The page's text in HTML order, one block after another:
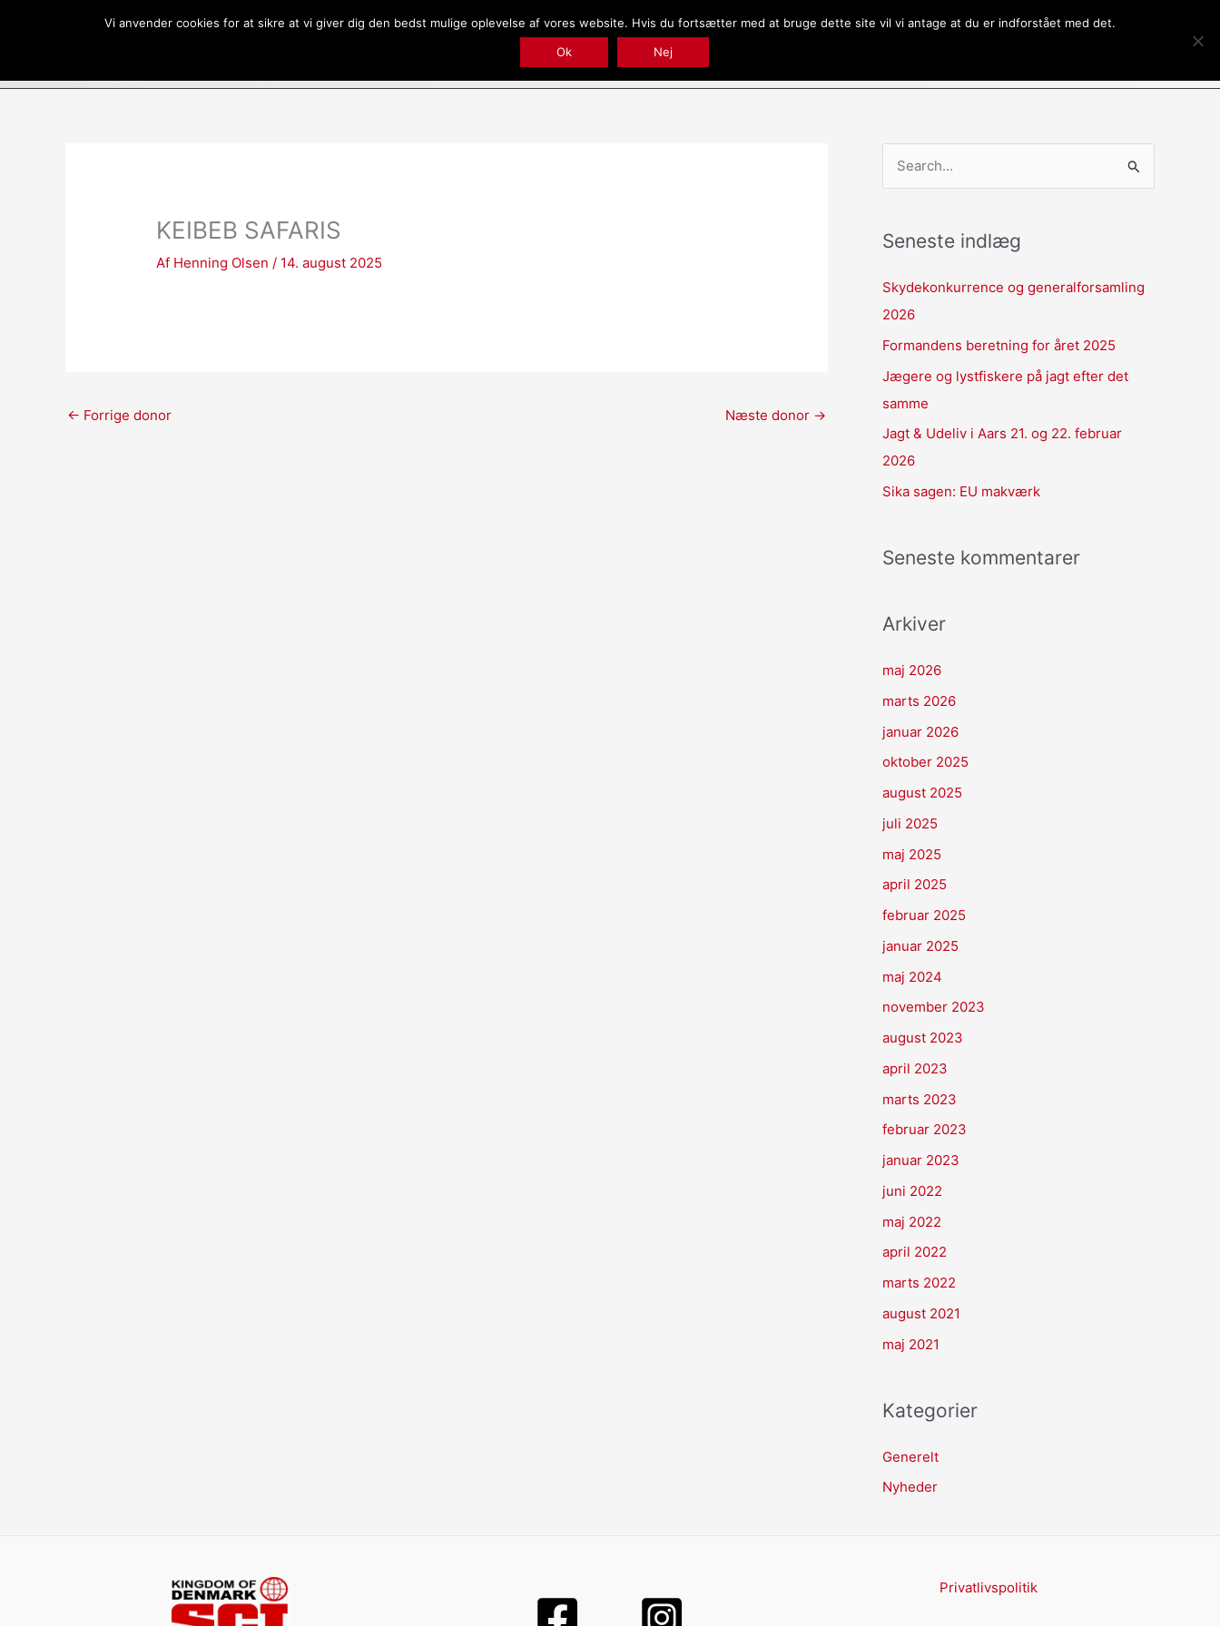
Forside Conservation And Donation
KEIBEB SAFARIS
Af Henning Olsen/ 14. august 2025
← Forrige donor Næste donor →
e
f
t
:
Seneste indlæg
Skydekonkurrence og generalforsamling
2026
Formandens beretning for året 2025
Jægere og lystfiskere på jagt efter det
samme
Jagt & Udeliv i Aars 21. og 22. februar
2026
Sika sagen: EU makværk
Seneste kommentarer
Arkiver
maj 2026
marts 2026
januar 2026
oktober 2025
august 2025
juli 2025
maj 2025
april 2025
februar 2025
januar 2025
maj 2024
november 2023
august 2023
april 2023
marts 2023
februar 2023
januar 2023
juni 2022
maj 2022
april 2022
marts 2022
august 2021
maj 2021
Kategorier
Generelt
Nyheder
Privatlivspolitik
Vi anvender cookies for at sikre at vi giver dig den bedst mulige oplevelse af vores website. Hvis du fortsætter med at bruge dette site vil vi antage at du er indforstået med det.
Ok
Nej